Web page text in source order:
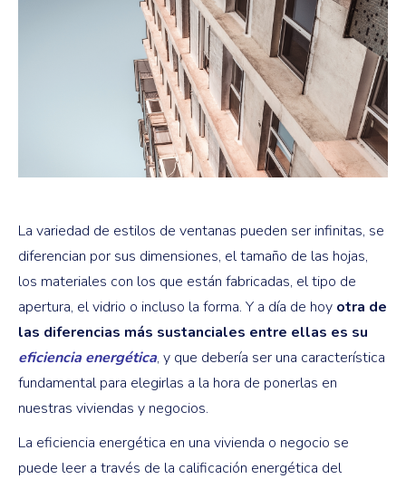
La variedad de estilos de ventanas pueden ser infinitas, se
diferencian por sus dimensiones, el tamaño de las hojas,
los materiales con los que están fabricadas, el tipo de
apertura, el vidrio o incluso la forma. Y a día de hoy otra de
las diferencias más sustanciales entre ellas es su
eficiencia energética, y que debería ser una característica
fundamental para elegirlas a la hora de ponerlas en
nuestras viviendas y negocios.
La eficiencia energética en una vivienda o negocio se
puede leer a través de la calificación energética del